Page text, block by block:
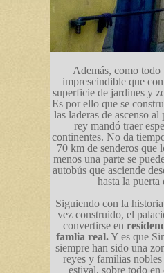
Además, como todo
imprescindible que
superficie de jardines y
Es por ello que se
las laderas de ascenso
rey mandó traer
continentes. No da
70 km de senderos que
menos una parte se
autobús que asciende
hasta la puerta
Siguiendo con la
vez construido, el
convertirse en
famlia real.Y es que
siempre han sido una
reyes y familias nobles
estival, sobre todo